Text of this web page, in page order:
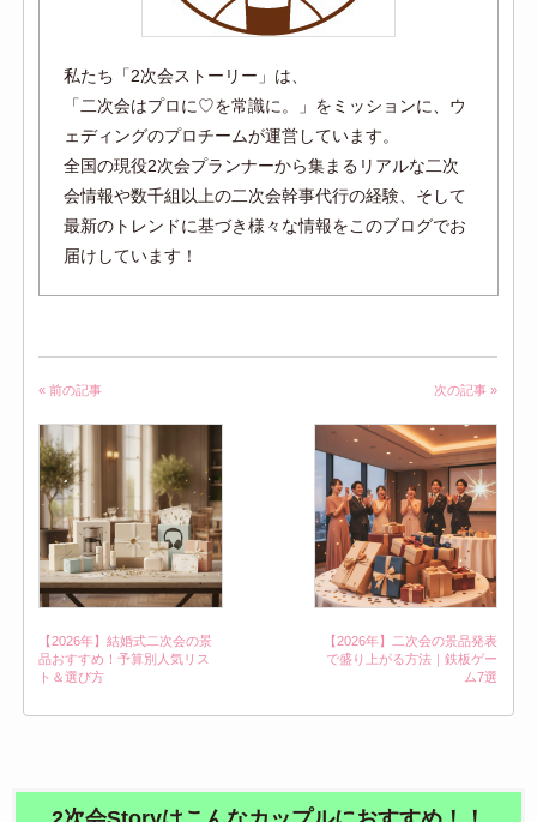
私たち「2次会ストーリー」は、
「二次会はプロに♡を常識に。」をミッションに、ウ
ェディングのプロチームが運営しています。
全国の現役2次会プランナーから集まるリアルな二次
会情報や数千組以上の二次会幹事代行の経験、そして
最新のトレンドに基づき様々な情報をこのブログでお
届けしています！
« 前の記事
【2026年】結婚式二次会の景
品おすすめ！予算別人気リス
ト＆選び方
次の記事 »
【2026年】二次会の景品発表
で盛り上がる方法｜鉄板ゲー
ム7選